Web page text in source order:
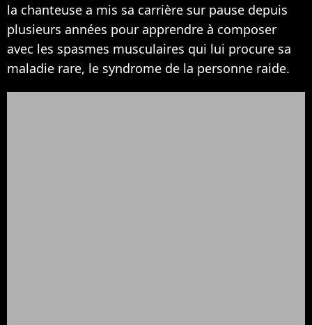
la chanteuse a mis sa carrière sur pause depuis
plusieurs années pour apprendre à composer
avec les spasmes musculaires qui lui procure sa
maladie rare, le syndrome de la personne raide.